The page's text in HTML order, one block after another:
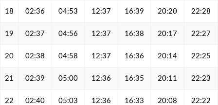
18 02:36 04:53 12:37 16:39 20:20 22:28
19 02:37 04:56 12:37 16:38 20:17 22:27
20 02:38 04:58 12:37 16:36 20:14 22:25
21 02:39 05:00 12:36 16:35 20:11 22:23
22 02:40 05:03 12:36 16:33 20:08 22:22